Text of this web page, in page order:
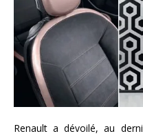
Renault a dévoilé, au